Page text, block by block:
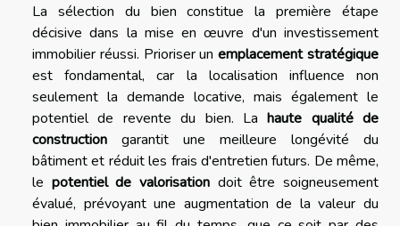
La sélection du bien constitue la première étape
décisive dans la mise en œuvre d'un investissement
immobilier réussi. Prioriser unemplacement stratégique
est fondamental, car la localisation influence non
seulement la demande locative, mais également le
potentiel de revente du bien. Lahaute qualité de
construction garantit une meilleure longévité du
bâtiment et réduit les frais d'entretien futurs. De même,
le potentiel de valorisation doit être soigneusement
évalué, prévoyant une augmentation de la valeur du